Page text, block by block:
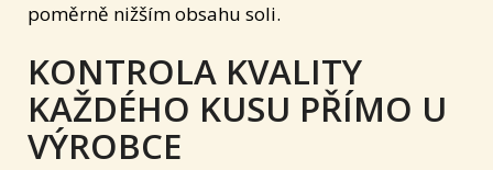
poměrně nižším obsahu soli.
KONTROLA KVALITY
KAŽDÉHO KUSU PŘÍMO U
VÝROBCE